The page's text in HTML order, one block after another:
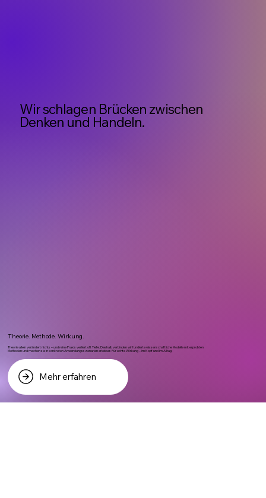
Wir schlagen Brücken zwischen
Denken und Handeln.
Theorie. Methode. Wirkung.
Theorie allein verändert nichts – und reine Praxis verliert oft Tiefe. Deshalb verbinden wir fundierte wissenschaftliche Modelle mit erprobten
Methoden und machen sie in konkreten Anwendungsszenarien erlebbar. Für echte Wirkung – im Kopf und im Alltag.
Mehr erfahren